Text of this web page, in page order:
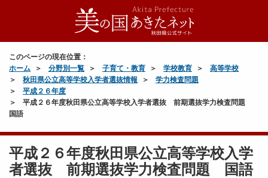
このページの現在位置：
ホーム
分野別一覧 子育て・教育 学校教育
高等学校
秋田県公立高等学校入学者選抜情報
学力検査問題
平成２６年度
平成２６年度秋田県公立高等学校入学者選抜 前期選抜学力検査問題
国語
平成２６年度秋田県公立高等学校入学
者選抜 前期選抜学力検査問題 国語